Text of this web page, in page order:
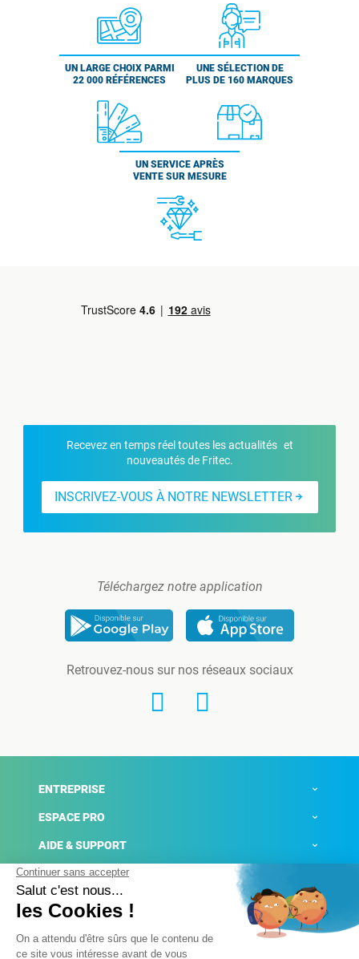
UN LARGE CHOIX PARMI
22 000 RÉFÉRENCES
UNE SÉLECTION DE
PLUS DE 160 MARQUES
UN SERVICE APRÈS
VENTE SUR MESURE
Recevez en temps réel toutes les actualités et
nouveautés de Fritec.
INSCRIVEZ-VOUS À NOTRE NEWSLETTER
Téléchargez notre application
Retrouvez-nous sur nos réseaux sociaux
ENTREPRISE
ESPACE PRO
AIDE & SUPPORT
ACTUALITÉS
Mentions légales